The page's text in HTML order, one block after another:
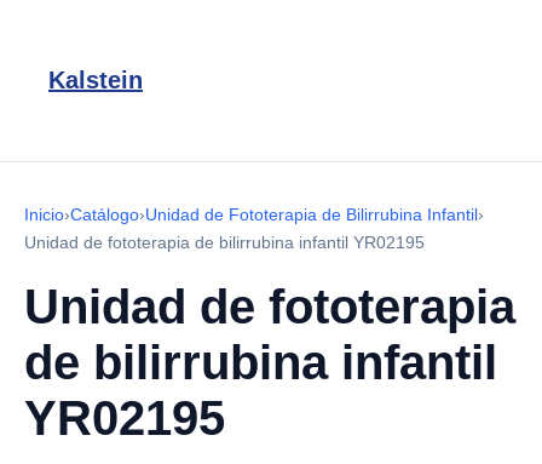
Kalstein
Inicio›Catálogo›Unidad de Fototerapia de Bilirrubina Infantil›
Unidad de fototerapia de bilirrubina infantil YR02195
Unidad de fototerapia
de bilirrubina infantil
YR02195